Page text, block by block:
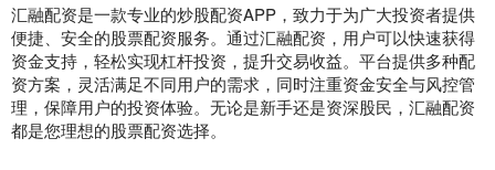
汇融配资是一款专业的炒股配资APP，致力于为广大投资者提供
便捷、安全的股票配资服务。通过汇融配资，用户可以快速获得
资金支持，轻松实现杠杆投资，提升交易收益。平台提供多种配
资方案，灵活满足不同用户的需求，同时注重资金安全与风控管
理，保障用户的投资体验。无论是新手还是资深股民，汇融配资
都是您理想的股票配资选择。